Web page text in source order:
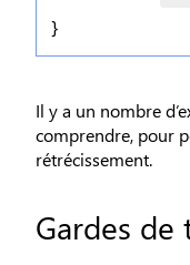
}
Il y a un nombre
comprendre, pour
rétrécissement.
Gardes de